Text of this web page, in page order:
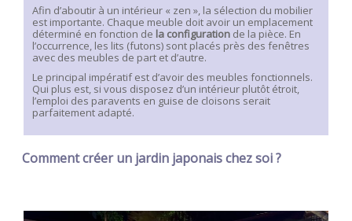
Afin d’aboutir à un intérieur « zen », la sélection du mobilier
est importante. Chaque meuble doit avoir un emplacement
déterminé en fonction de la configuration de la pièce. En
l’occurrence, les lits (futons) sont placés près des fenêtres
avec des meubles de part et d’autre.
Le principal impératif est d’avoir des meubles fonctionnels.
Qui plus est, si vous disposez d’un intérieur plutôt étroit,
l’emploi des paravents en guise de cloisons serait
parfaitement adapté.
Comment créer un jardin japonais chez soi ?